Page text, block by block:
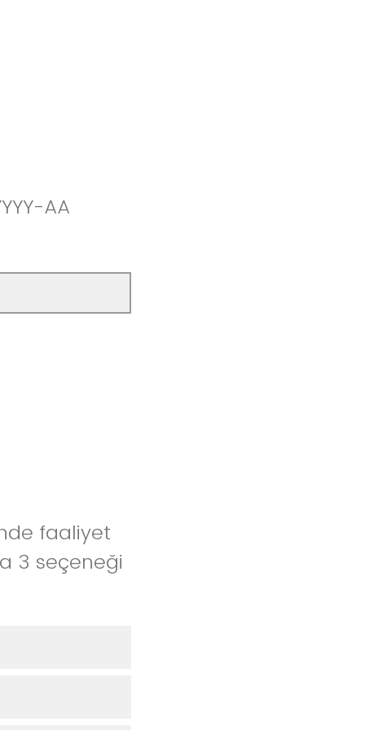
AA
faaliyet
3 seçeneği